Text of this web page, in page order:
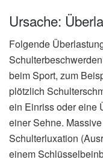
Ursache:
Folgende
beim Sport, zum
plötzlich
ein Einriss oder eine
einer Sehne.
Schulterluxation
einem